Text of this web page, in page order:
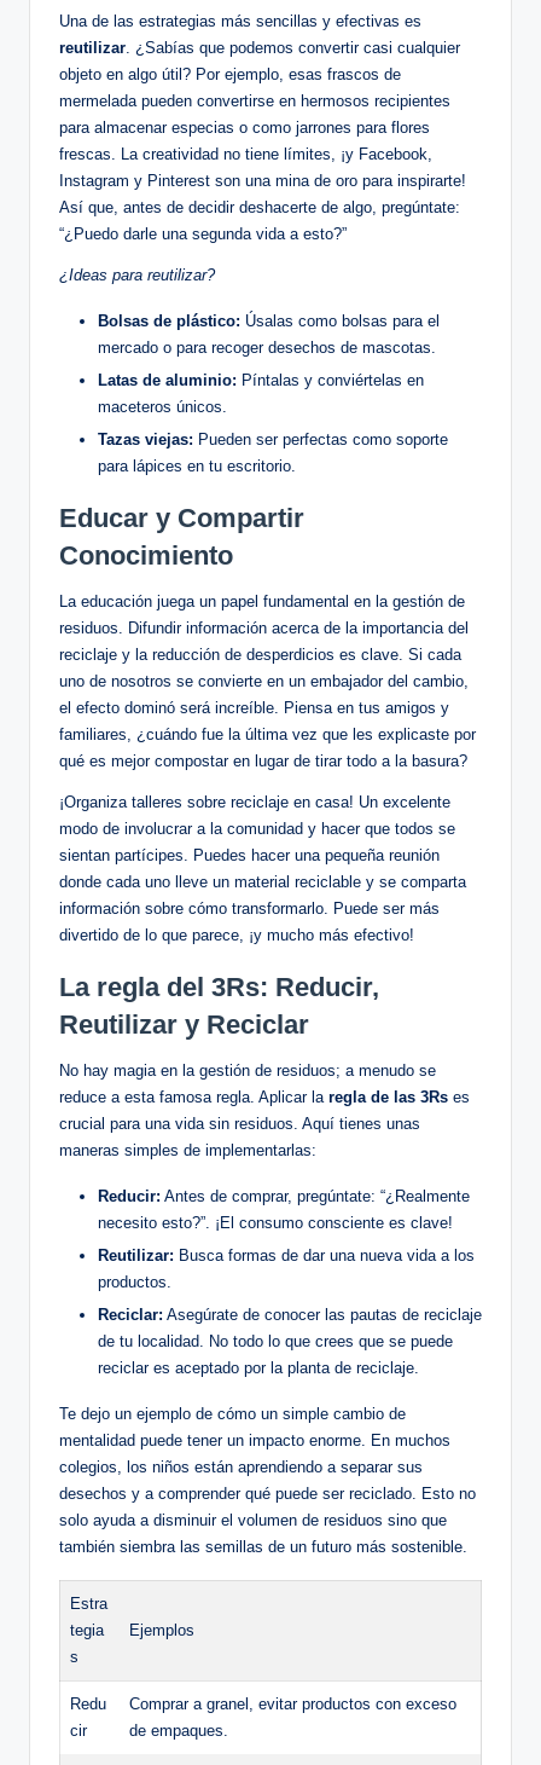
Una de las estrategias más sencillas y efectivas es
reutilizar . ¿Sabías que podemos convertir casi cualquier
objeto en algo útil? Por ejemplo, esas frascos de
mermelada pueden convertirse en hermosos recipientes
para almacenar especias o como jarrones para flores
frescas. La creatividad no tiene límites, ¡y Facebook,
Instagram y Pinterest son una mina de oro para inspirarte!
Así que, antes de decidir deshacerte de algo, pregúntate:
“¿Puedo darle una segunda vida a esto?”
¿Ideas para reutilizar?
Bolsas de plástico: Úsalas como bolsas para el
mercado o para recoger desechos de mascotas.
Latas de aluminio: Píntalas y conviértelas en
maceteros únicos.
Tazas viejas: Pueden ser perfectas como soporte
para lápices en tu escritorio.
Educar y Compartir
Conocimiento
La educación juega un papel fundamental en la gestión de
residuos. Difundir información acerca de la importancia del
reciclaje y la reducción de desperdicios es clave. Si cada
uno de nosotros se convierte en un embajador del cambio,
el efecto dominó será increíble. Piensa en tus amigos y
familiares, ¿cuándo fue la última vez que les explicaste por
qué es mejor compostar en lugar de tirar todo a la basura?
¡Organiza talleres sobre reciclaje en casa! Un excelente
modo de involucrar a la comunidad y hacer que todos se
sientan partícipes. Puedes hacer una pequeña reunión
donde cada uno lleve un material reciclable y se comparta
información sobre cómo transformarlo. Puede ser más
divertido de lo que parece, ¡y mucho más efectivo!
La regla del 3Rs: Reducir,
Reutilizar y Reciclar
No hay magia en la gestión de residuos; a menudo se
reduce a esta famosa regla. Aplicar la regla de las 3Rs es
crucial para una vida sin residuos. Aquí tienes unas
maneras simples de implementarlas:
Reducir: Antes de comprar, pregúntate: “¿Realmente
necesito esto?”. ¡El consumo consciente es clave!
Reutilizar: Busca formas de dar una nueva vida a los
productos.
Reciclar: Asegúrate de conocer las pautas de reciclaje
de tu localidad. No todo lo que crees que se puede
reciclar es aceptado por la planta de reciclaje.
Te dejo un ejemplo de cómo un simple cambio de
mentalidad puede tener un impacto enorme. En muchos
colegios, los niños están aprendiendo a separar sus
desechos y a comprender qué puede ser reciclado. Esto no
solo ayuda a disminuir el volumen de residuos sino que
también siembra las semillas de un futuro más sostenible.
Estra
tegia
s
Ejemplos
Redu
cir
Comprar a granel, evitar productos con exceso
de empaques.